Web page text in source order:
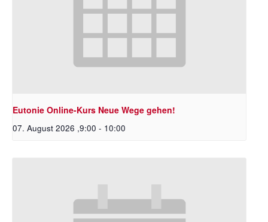
Eutonie Online-Kurs Neue Wege gehen!
07. August 2026 ,9:00 - 10:00